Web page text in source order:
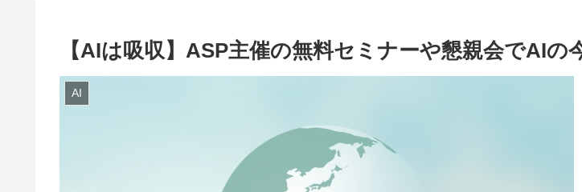
【AIは吸収】ASP主催の無料セミナーや懇親会でAIの
AI